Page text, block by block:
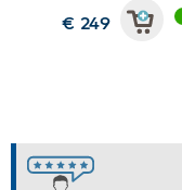
€ 249